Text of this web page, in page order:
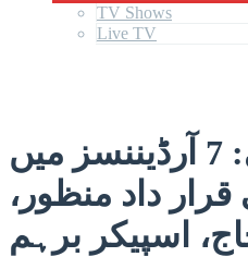
TV Shows
Live TV
قومی اسمبلی: 7 آرڈیننسز میں
داد منظور،
اسپیکر برہم